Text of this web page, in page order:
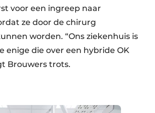
voor een ingreep naar
ze door de chirurg
worden. “Ons ziekenhuis is
enige die over een hybride OK
Brouwers­ trots.